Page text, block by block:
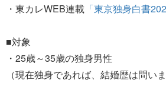
・東カレWEB連載 「東京独身白書
■対象
・25歳～35歳の独身男性
（現在独身であれば、結婚歴は問いま